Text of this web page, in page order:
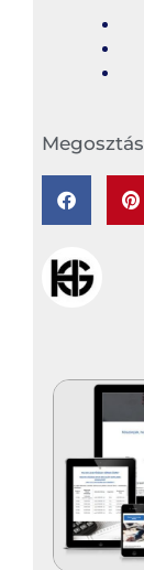
Megosztás